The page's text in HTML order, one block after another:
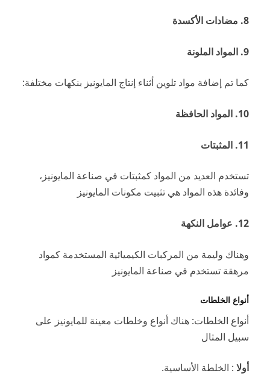
8. مضادات الأكسدة
9. المواد الملونة
كما تم إضافة مواد تلوين أثناء إنتاج المايونيز بنكهات مختلفة:
10. المواد الحافظة
11. المثبتات
تستخدم العديد من المواد كمثبتات في صناعة المايونيز،
وفائدة هذه المواد هي تثبيت مكونات المايونيز
12. عوامل النكهة
وهناك وليمة من المركبات الكيميائية المستخدمة كمواد
مرهقة تستخدم في صناعة المايونيز
أنواع الخلطات
أنواع الخلطات: هناك أنواع وخلطات معينة للمايونيز على
سبيل المثال
أولا : الخلطة الأساسية.